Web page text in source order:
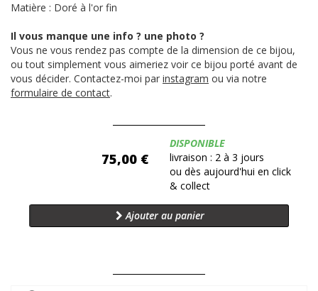
Matière : Doré à l'or fin
Il vous manque une info ? une photo ?
Vous ne vous rendez pas compte de la dimension de ce bijou,
ou tout simplement vous aimeriez voir ce bijou porté avant de
vous décider. Contactez-moi par instagram ou via notre
formulaire de contact.
75,00 €
Disponibilité:
DISPONIBLE
livraison : 2 à 3 jours
ou dès aujourd'hui en click
& collect
Ajouter au panier